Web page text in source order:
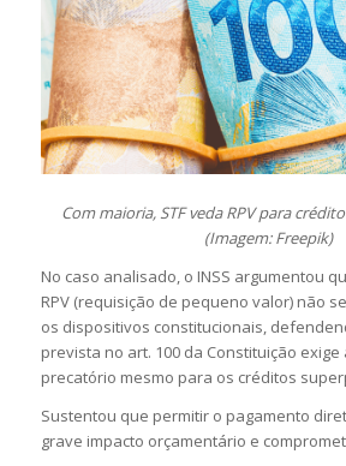
Com maioria, STF veda RPV para
(Imagem: Freepik)
No caso analisado, o INSS argumentou
RPV (requisição de pequeno valor) não
os dispositivos constitucionais,
prevista no art. 100 da Constituição
precatório mesmo para os créditos
Sustentou que permitir o pagamento
grave impacto orçamentário e